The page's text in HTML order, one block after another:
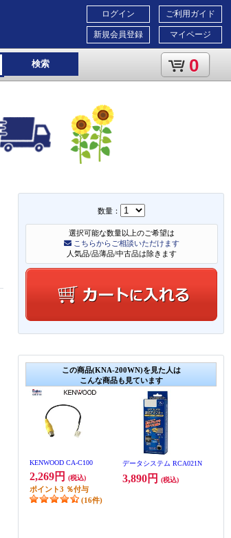
ご利用ガイド
マイページ
ログイン
新規会員登録
検索 0
数量：
選択可能な数量以上のご希望は
こちらからご相談いただけます
人気品/品薄品/中古品は除きます
この商品(KNA-200WN)を見た人は
こんな商品も見ています
KENWOOD CA-C100
2,269円 (税込)
ポイント3 ％付与
(16件)
データシステム RCA021N
3,890円 (税込)